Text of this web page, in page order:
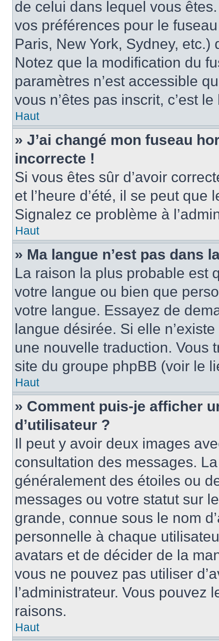
de celui dans lequel vous
vos préférences pour le
Paris, New York, Sydney, etc.)
Notez que la modification du
paramètres n’est accessible
vous n’êtes pas inscrit, c’est
Haut
» J’ai changé mon fuseau
incorrecte !
Si vous êtes sûr d’avoir
et l’heure d’été, il se peut que
Signalez ce problème à
Haut
» Ma langue n’est pas dans
La raison la plus probable est
votre langue ou bien que
votre langue. Essayez de
langue désirée. Si elle
une nouvelle traduction. Vous
site du groupe phpBB (voir le
Haut
» Comment puis-je afficher
d’utilisateur ?
Il peut y avoir deux images
consultation des messages.
généralement des étoiles ou
messages ou votre statut sur
grande, connue sous le nom
personnelle à chaque
avatars et de décider de la
vous ne pouvez pas utiliser
l’administrateur. Vous pouvez
raisons.
Haut